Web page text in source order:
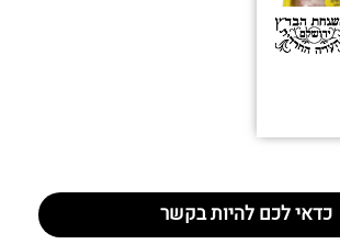
כדאי לכם להיות בקשר